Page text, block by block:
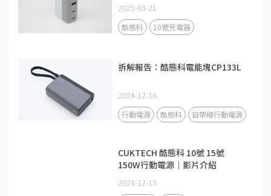
2025-03-21
酷態科 10號充電器
拆解報告：酷態科電能塊CP133L
2024-12-16
行動電源 酷態科 自帶線行動電源
CUKTECH 酷態科 10號 15號
150W行動電源｜影片介紹
2024-12-13